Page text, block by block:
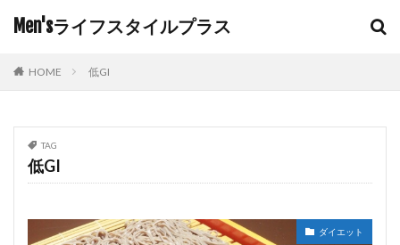
Men'sライフスタイルプラス
HOME 低GI
TAG
低GI
ダイエット